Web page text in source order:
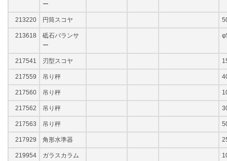
ー
213220 円筒スコヤ
213618
砥石バランサ
ー
217541 刃型スコヤ
217559 吊り秤
217560 吊り秤
217562 吊り秤
217563 吊り秤
217929 角形水準器
219954 ガラスカラム